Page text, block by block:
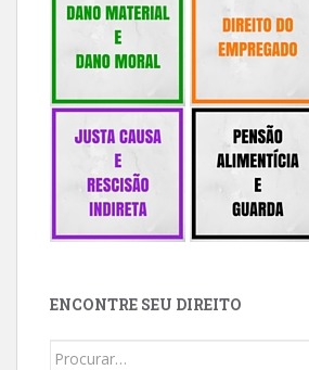
ENCONTRE SEU DIREITO
Buscar: